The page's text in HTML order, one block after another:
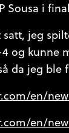
Sousa i
jeg
og kunne
da jeg ble
en/
en/